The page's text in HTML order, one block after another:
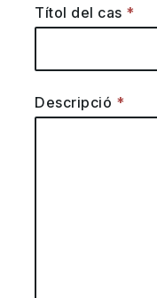
Títol del cas
Descripció